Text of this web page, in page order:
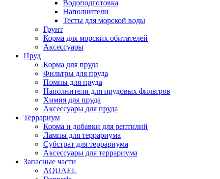
Водоподготовка
Наполнители
Тесты для морской воды
Грунт
Корма для морских обитателей
Аксессуары
Пруд
Корма для пруда
Фильтры для пруда
Помпы для пруда
Наполнители для прудовых фильтров
Химия для пруда
Аксессуары для пруда
Террариум
Корма и добавки для рептилий
Лампы для террариума
Субстрат для террариума
Аксессуары для террариума
Запасные части
AQUAEL